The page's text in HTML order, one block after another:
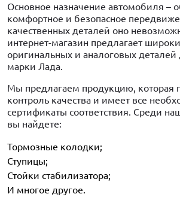
Основное назначение автомобиля –
комфортное и безопасное
качественных деталей оно
интернет-магазин предлагает
оригинальных и аналоговых
марки Лада.
Мы предлагаем продукцию, которая
контроль качества и имеет все
сертификаты соответствия. Среди
вы найдете:
Тормозные колодки;
Ступицы;
Стойки стабилизатора;
И многое другое.